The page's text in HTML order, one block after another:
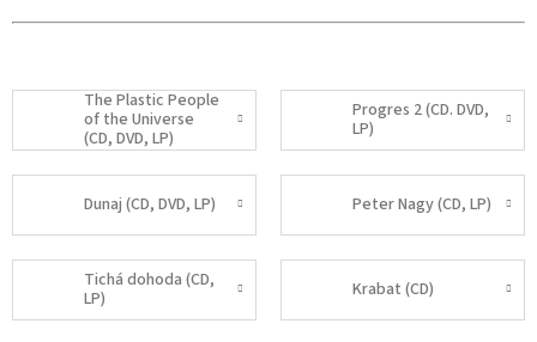
The Plastic People
of the Universe
(CD, DVD, LP)
Progres 2 (CD. DVD,
LP)
Dunaj (CD, DVD, LP) Peter Nagy (CD, LP)
Tichá dohoda (CD,
LP)
Krabat (CD)